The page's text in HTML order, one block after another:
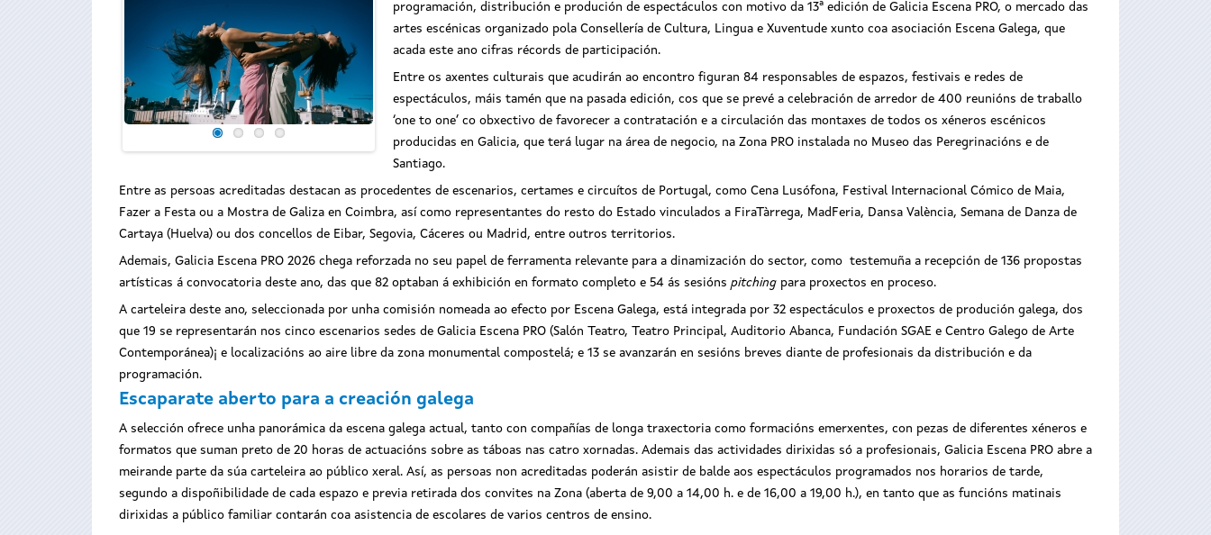
programación, distribución e produción de espectáculos con motivo da 13ª edición de Galicia Escena PRO, o mercado das
artes escénicas organizado pola Consellería de Cultura, Lingua e Xuventude xunto coa asociación Escena Galega, que
acada este ano cifras récords de participación.
Entre os axentes culturais que acudirán ao encontro figuran 84 responsables de espazos, festivais e redes de
espectáculos, máis tamén que na pasada edición, cos que se prevé a celebración de arredor de 400 reunións de traballo
‘one to one’ co obxectivo de favorecer a contratación e a circulación das montaxes de todos os xéneros escénicos
producidas en Galicia, que terá lugar na área de negocio, na Zona PRO instalada no Museo das Peregrinacións e de
Santiago.
Entre as persoas acreditadas destacan as procedentes de escenarios, certames e circuítos de Portugal, como Cena Lusófona, Festival Internacional Cómico de Maia,
Fazer a Festa ou a Mostra de Galiza en Coimbra, así como representantes do resto do Estado vinculados a FiraTàrrega, MadFeria, Dansa València, Semana de Danza de
Cartaya (Huelva) ou dos concellos de Eibar, Segovia, Cáceres ou Madrid, entre outros territorios.
Ademais, Galicia Escena PRO 2026 chega reforzada no seu papel de ferramenta relevante para a dinamización do sector, como testemuña a recepción de 136 propostas
artísticas á convocatoria deste ano, das que 82 optaban á exhibición en formato completo e 54 ás sesións pitching para proxectos en proceso.
A carteleira deste ano, seleccionada por unha comisión nomeada ao efecto por Escena Galega, está integrada por 32 espectáculos e proxectos de produción galega, dos
que 19 se representarán nos cinco escenarios sedes de Galicia Escena PRO (Salón Teatro, Teatro Principal, Auditorio Abanca, Fundación SGAE e Centro Galego de Arte
Contemporánea)¡ e localizacións ao aire libre da zona monumental compostelá; e 13 se avanzarán en sesións breves diante de profesionais da distribución e da
programación.
Escaparate aberto para a creación galega
A selección ofrece unha panorámica da escena galega actual, tanto con compañías de longa traxectoria como formacións emerxentes, con pezas de diferentes xéneros e
formatos que suman preto de 20 horas de actuacións sobre as táboas nas catro xornadas. Ademais das actividades dirixidas só a profesionais, Galicia Escena PRO abre a
meirande parte da súa carteleira ao público xeral. Así, as persoas non acreditadas poderán asistir de balde aos espectáculos programados nos horarios de tarde,
segundo a dispoñibilidade de cada espazo e previa retirada dos convites na Zona (aberta de 9,00 a 14,00 h. e de 16,00 a 19,00 h.), en tanto que as funcións matinais
dirixidas a público familiar contarán coa asistencia de escolares de varios centros de ensino.